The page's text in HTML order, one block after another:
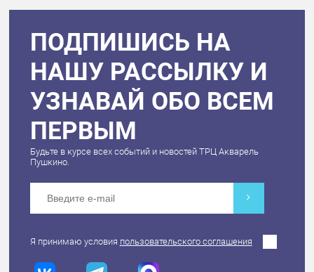
ПОДПИШИСЬ НА
НАШУ РАССЫЛКУ И
УЗНАВАЙ ОБО ВСЕМ
ПЕРВЫМ
Будьте в курсе всех событий и новостей ТРЦ Акварель
Пушкино.
Я принимаю условия пользовательского соглашения